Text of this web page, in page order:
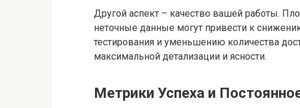
Другой аспект – качество вашей работы.
неточные данные могут привести к
тестирования и уменьшению количества
максимальной детализации и ясности.
Метрики Успеха и